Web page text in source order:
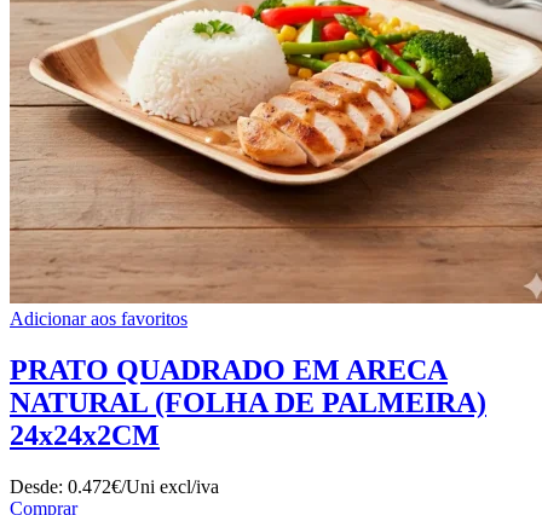
Adicionar aos favoritos
PRATO QUADRADO EM ARECA
NATURAL (FOLHA DE PALMEIRA)
24x24x2CM
Desde: 0.472€/Uni excl/iva
Comprar